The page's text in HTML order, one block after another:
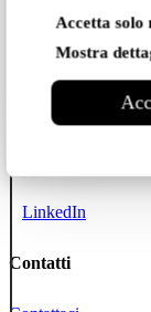
Accetta solo
Mostra
Facebook
LinkedIn
Contatti